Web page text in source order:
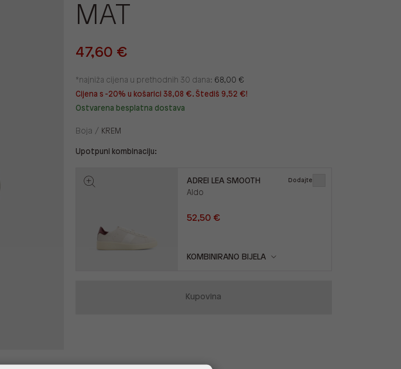
MAT
47,60 €
*najniža cijena u prethodnih 30 dana: 68,00 €
Cijena s -20% u košarici 38,08 €. Štediš 9,52 €!
Ostvarena besplatna dostava
Boja / KREM
Upotpuni kombinaciju:
ADREI LEA SMOOTH
Aldo
52,50 €
KOMBINIRANO BIJELA
Dodajte
Kupovina